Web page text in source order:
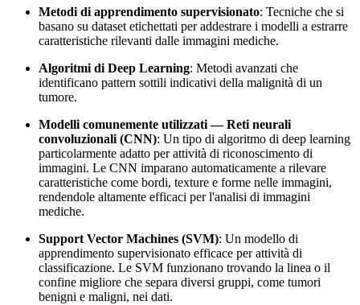
Metodi di apprendimento supervisionato: Tecniche che si
basano su dataset etichettati per addestrare i modelli a estrarre
caratteristiche rilevanti dalle immagini mediche.
Algoritmi di Deep Learning: Metodi avanzati che
identificano pattern sottili indicativi della malignità di un
tumore.
Modelli comunemente utilizzati — Reti neurali
convoluzionali (CNN): Un tipo di algoritmo di deep learning
particolarmente adatto per attività di riconoscimento di
immagini. Le CNN imparano automaticamente a rilevare
caratteristiche come bordi, texture e forme nelle immagini,
rendendole altamente efficaci per l'analisi di immagini
mediche.
Support Vector Machines (SVM): Un modello di
apprendimento supervisionato efficace per attività di
classificazione. Le SVM funzionano trovando la linea o il
confine migliore che separa diversi gruppi, come tumori
benigni e maligni, nei dati.